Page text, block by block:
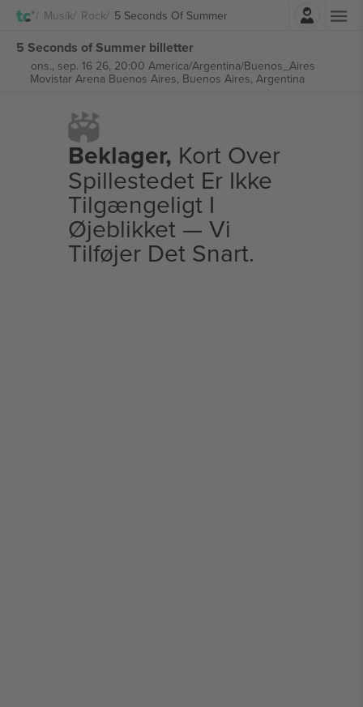
Musik Rock 5 Seconds Of Summer
Log ind
5 Seconds of Summer billetter
ons., sep. 16 26, 20:00 America/Argentina/Buenos_Aires
Movistar Arena Buenos Aires, Buenos Aires, Argentina
Beklager, Kort Over
Spillestedet Er Ikke
Tilgængeligt I
Øjeblikket — Vi
Tilføjer Det Snart.